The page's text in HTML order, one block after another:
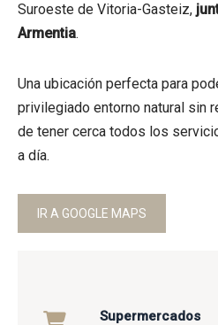
Suroeste de Vitoria-Gasteiz,
Armentia.
Una ubicación perfecta para
privilegiado entorno natural sin
de tener cerca todos los
a día.
IR A GOOGLE MAPS
Supermercados